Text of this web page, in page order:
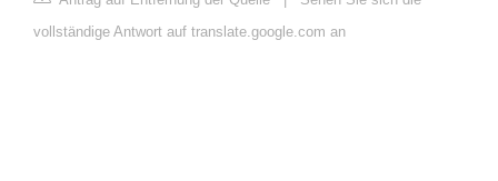
vollständige Antwort auf translate.google.com an